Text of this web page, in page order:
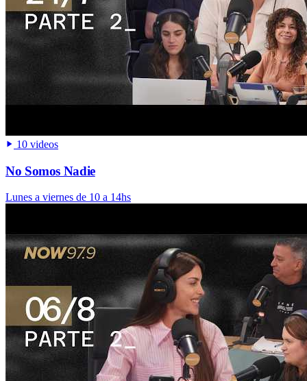
10 videos
No Somos Nadie
Lunes a viernes de 10 a 14hs